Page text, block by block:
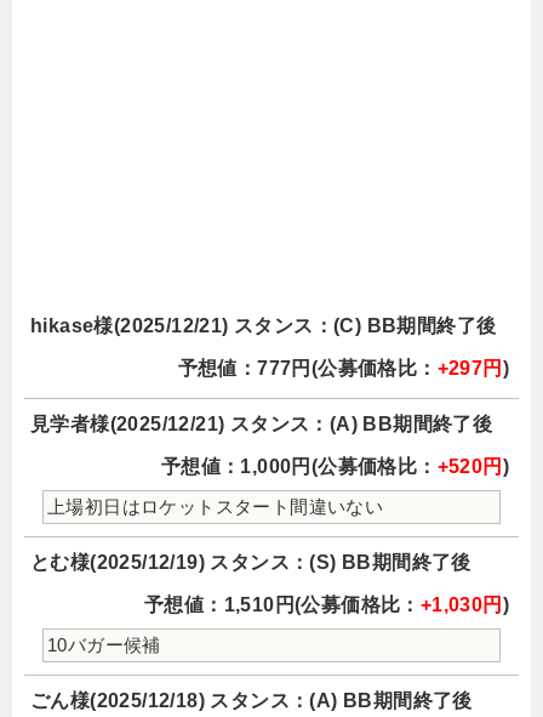
hikase様(2025/12/21) スタンス：(C) BB期間終了後
予想値：777円(公募価格比： +297円 )
見学者様(2025/12/21) スタンス：(A) BB期間終了後
予想値：1,000円(公募価格比： +520円 )
上場初日はロケットスタート間違いない
とむ様(2025/12/19) スタンス：(S) BB期間終了後
予想値：1,510円(公募価格比： +1,030円 )
10バガー候補
ごん様(2025/12/18) スタンス：(A) BB期間終了後